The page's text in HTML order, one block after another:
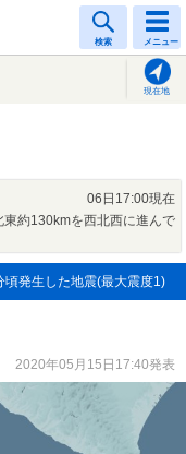
検索 メニュー
現在地
06日17:00現在
約130kmを西北西に進んで
頃発生した地震(最大震度1)
2020年05月15日17:40発表